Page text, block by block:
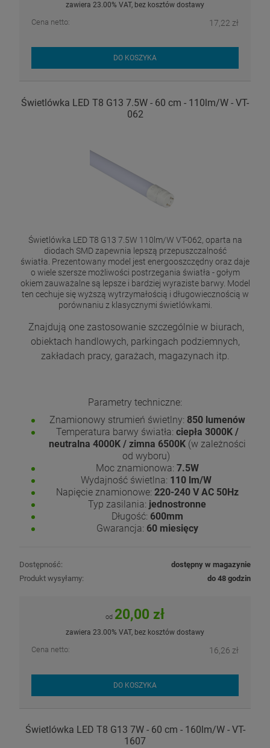
zawiera 23.00% VAT, bez kosztów dostawy
Cena netto: 17,22 zł
DO KOSZYKA
Świetlówka LED T8 G13 7.5W - 60 cm - 110lm/W - VT-
062
Świetlówka LED T8 G13 7.5W 110lm/W VT-062, oparta na
diodach SMD zapewnia lepszą przepuszczalność
światła. Prezentowany model jest energooszczędny oraz daje
o wiele szersze możliwości postrzegania światła - gołym
okiem zauważalne są lepsze i bardziej wyraziste barwy. Model
ten cechuje się wyższą wytrzymałością i długowiecznością w
porównaniu z klasycznymi świetlówkami.
Znajdują one zastosowanie szczególnie w biurach,
obiektach handlowych, parkingach podziemnych,
zakładach pracy, garażach, magazynach itp.
Parametry techniczne:
Znamionowy strumień świetlny: 850 lumenów
Temperatura barwy światła: ciepła 3000K /
neutralna 4000K / zimna 6500K (w zależności
od wyboru)
Moc znamionowa: 7.5W
Wydajność świetlna: 110 lm/W
Napięcie znamionowe: 220-240 V AC 50Hz
Typ zasilania: jednostronne
Długość: 600mm
Gwarancja: 60 miesięcy
Dostępność:
dostępny w magazynie
Produkt wysyłamy:
do 48 godzin
od 20,00 zł
zawiera 23.00% VAT, bez kosztów dostawy
Cena netto: 16,26 zł
DO KOSZYKA
Świetlówka LED T8 G13 7W - 60 cm - 160lm/W - VT-
1607